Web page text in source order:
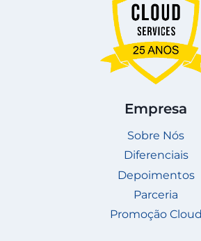
Empresa
Sobre Nós
Diferenciais
Depoimentos
Parceria
Promoção Cloud